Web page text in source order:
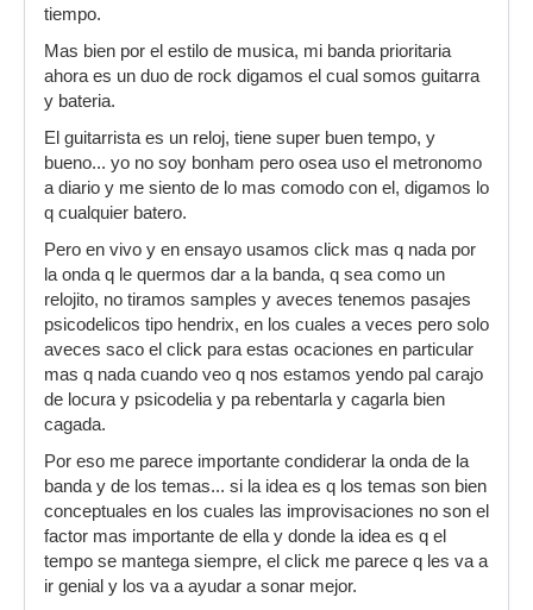
tiempo.
Mas bien por el estilo de musica, mi banda prioritaria
ahora es un duo de rock digamos el cual somos guitarra
y bateria.
El guitarrista es un reloj, tiene super buen tempo, y
bueno... yo no soy bonham pero osea uso el metronomo
a diario y me siento de lo mas comodo con el, digamos lo
q cualquier batero.
Pero en vivo y en ensayo usamos click mas q nada por
la onda q le quermos dar a la banda, q sea como un
relojito, no tiramos samples y aveces tenemos pasajes
psicodelicos tipo hendrix, en los cuales a veces pero solo
aveces saco el click para estas ocaciones en particular
mas q nada cuando veo q nos estamos yendo pal carajo
de locura y psicodelia y pa rebentarla y cagarla bien
cagada.
Por eso me parece importante condiderar la onda de la
banda y de los temas... si la idea es q los temas son bien
conceptuales en los cuales las improvisaciones no son el
factor mas importante de ella y donde la idea es q el
tempo se mantega siempre, el click me parece q les va a
ir genial y los va a ayudar a sonar mejor.